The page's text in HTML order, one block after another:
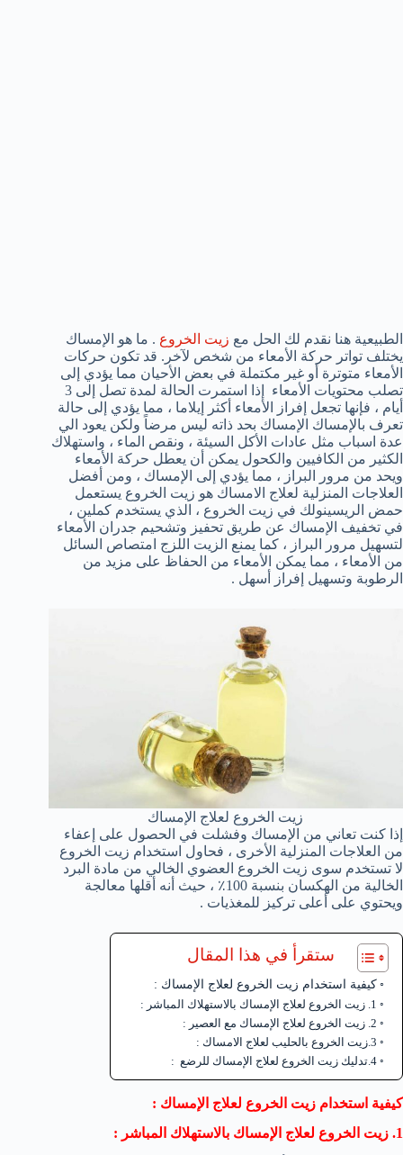
الطبيعية هنا نقدم لك الحل مع زيت الخروع . ما هو الإمساك
يختلف تواتر حركة الأمعاء من شخص لآخر. قد تكون حركات
الأمعاء متوترة أو غير مكتملة في بعض الأحيان مما يؤدي إلى
تصلب محتويات الأمعاء إذا استمرت الحالة لمدة تصل إلى 3
أيام ، فإنها تجعل إفراز الأمعاء أكثر إيلاما ، مما يؤدي إلى حالة
تعرف بالإمساك الإمساك بحد ذاته ليس مرضاً ولكن يعود الي
عدة اسباب مثل عادات الأكل السيئة ، ونقص الماء ، واستهلاك
الكثير من الكافيين والكحول يمكن أن يعطل حركة الأمعاء
ويحد من مرور البراز ، مما يؤدي إلى الإمساك ، ومن أفضل
العلاجات المنزلية لعلاج الامساك هو زيت الخروع يستعمل
حمض الريسينولك في زيت الخروع ، الذي يستخدم كملين ،
في تخفيف الإمساك عن طريق تحفيز وتشحيم جدران الأمعاء
لتسهيل مرور البراز ، كما يمنع الزيت اللزج امتصاص السائل
من الأمعاء ، مما يمكن الأمعاء من الحفاظ على مزيد من
الرطوبة وتسهيل إفراز أسهل .
زيت الخروع لعلاج الإمساك
إذا كنت تعاني من الإمساك وفشلت في الحصول على إعفاء
من العلاجات المنزلية الأخرى ، فحاول استخدام زيت الخروع
لا تستخدم سوى زيت الخروع العضوي الخالي من مادة البرد
الخالية من الهكسان بنسبة 100٪ ، حيث أنه أقلها معالجة
ويحتوي على أعلى تركيز للمغذيات .
ستقرأ في هذا المقال
كيفية استخدام زيت الخروع لعلاج الإمساك :
1. زيت الخروع لعلاج الإمساك بالاستهلاك المباشر :
2. زيت الخروع لعلاج الإمساك مع العصير :
3.زيت الخروع بالحليب لعلاج الامساك :
4.تدليك زيت الخروع لعلاج الإمساك للرضع :
كيفية استخدام زيت الخروع لعلاج الإمساك :
1. زيت الخروع لعلاج الإمساك بالاستهلاك المباشر :